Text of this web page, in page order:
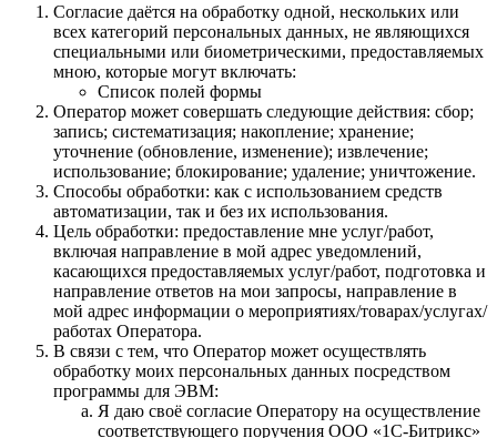
Согласие даётся на обработку одной, нескольких или
всех категорий персональных данных, не являющихся
специальными или биометрическими, предоставляемых
мною, которые могут включать:
Список полей формы
Оператор может совершать следующие действия: сбор;
запись; систематизация; накопление; хранение;
уточнение (обновление, изменение); извлечение;
использование; блокирование; удаление; уничтожение.
Способы обработки: как с использованием средств
автоматизации, так и без их использования.
Цель обработки: предоставление мне услуг/работ,
включая направление в мой адрес уведомлений,
касающихся предоставляемых услуг/работ, подготовка и
направление ответов на мои запросы, направление в
мой адрес информации о мероприятиях/товарах/услугах/
работах Оператора.
В связи с тем, что Оператор может осуществлять
обработку моих персональных данных посредством
программы для ЭВМ:
Я даю своё согласие Оператору на осуществление
соответствующего поручения ООО «1С‑Битрикс»